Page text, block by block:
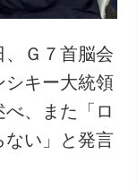
、Ｇ７首脳会
シキー大統領
、また「ロ
ない」と発言